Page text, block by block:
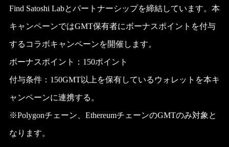
Find Satoshi Labとパートナーシップを締結しています。本
キャンペーンではGMT保有者にボーナスポイントを付与
するコラボキャンペーンを開催します。
ボーナスポイント：150ポイント
付与条件：150GMT以上を保有しているウォレットを本キ
ャンペーンに連携する。
※Polygonチェーン、EthereumチェーンのGMTのみ対象と
なります。